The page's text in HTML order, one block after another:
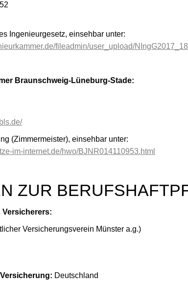
Ingenieurgesetz, einsehbar unter:
fileadmin/user_upload/
Braunschweig-Lüneburg-Stade:
(Zimmermeister), einsehbar unter:
im-internet.de/hwo/BJNR014110953.html
ZUR
Versicherers:
Versicherungsverein Münster a.g.)
Deutschland